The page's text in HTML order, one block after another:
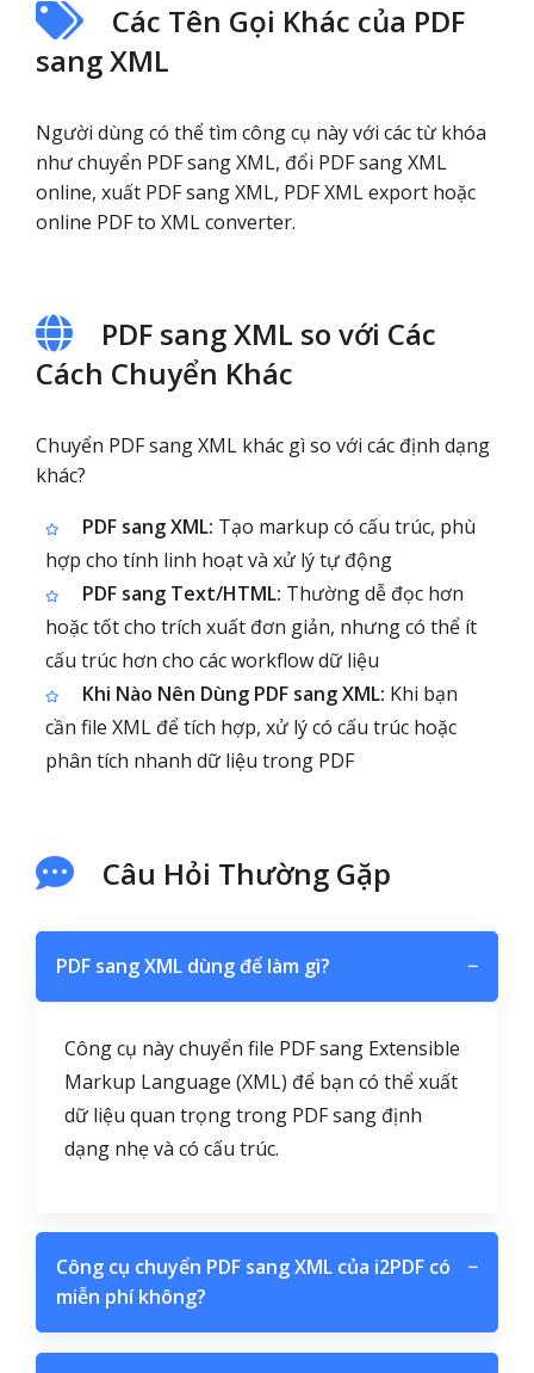
Các Tên Gọi Khác của PDF
sang XML
Người dùng có thể tìm công cụ này với các từ khóa
như chuyển PDF sang XML, đổi PDF sang XML
online, xuất PDF sang XML, PDF XML export hoặc
online PDF to XML converter.
PDF sang XML so với Các
Cách Chuyển Khác
Chuyển PDF sang XML khác gì so với các định dạng
khác?
PDF sang XML: Tạo markup có cấu trúc, phù
hợp cho tính linh hoạt và xử lý tự động
PDF sang Text/HTML: Thường dễ đọc hơn
hoặc tốt cho trích xuất đơn giản, nhưng có thể ít
cấu trúc hơn cho các workflow dữ liệu
Khi Nào Nên Dùng PDF sang XML: Khi bạn
cần file XML để tích hợp, xử lý có cấu trúc hoặc
phân tích nhanh dữ liệu trong PDF
Câu Hỏi Thường Gặp
PDF sang XML dùng để làm gì? −
Công cụ này chuyển file PDF sang Extensible
Markup Language (XML) để bạn có thể xuất
dữ liệu quan trọng trong PDF sang định
dạng nhẹ và có cấu trúc.
Công cụ chuyển PDF sang XML của i2PDF có
miễn phí không?
−